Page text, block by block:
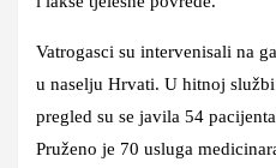
Vatrogasci su intervenisali na
u naselju Hrvati. U hitnoj
pregled su se javila 54
Pruženo je 70 usluga